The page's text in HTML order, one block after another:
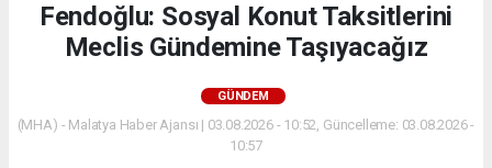
Fendoğlu: Sosyal Konut Taksitlerini
Meclis Gündemine Taşıyacağız
GÜNDEM
(MHA) - Malatya Haber Ajansı | 03.08.2026 - 10:52, Güncelleme: 03.08.2026 -
10:57